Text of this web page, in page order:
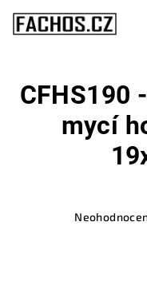
obsah
CFHS190
mycí